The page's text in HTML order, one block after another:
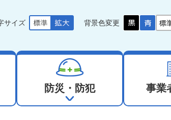
サイズ 背景色変更
防災・防犯 事業